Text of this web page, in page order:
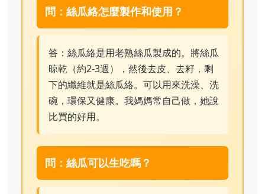
問：絲瓜絡怎麼製作和使用？
答：絲瓜絡是用老熟絲瓜製成的。將絲瓜
晾乾（約2-3週），然後去皮、去籽，剩
下的纖維就是絲瓜絡。可以用來洗澡、洗
碗，環保又健康。我媽媽常自己做，她說
比買的好用。
問：絲瓜可以生吃嗎？